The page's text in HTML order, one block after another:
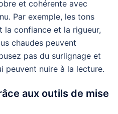
et cohérente avec
Par exemple, les tons
la confiance et la rigueur,
chaudes peuvent
pas du surlignage et
peuvent nuire à la lecture.
aux outils de mise